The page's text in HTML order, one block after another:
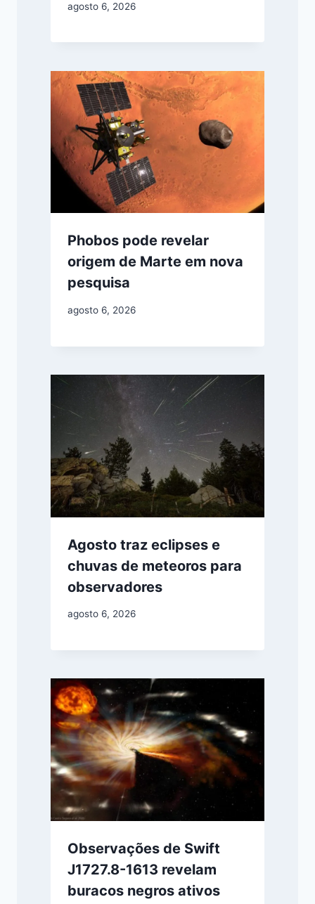
agosto 6, 2026
Phobos pode revelar
origem de Marte em nova
pesquisa
agosto 6, 2026
Agosto traz eclipses e
chuvas de meteoros para
observadores
agosto 6, 2026
Observações de Swift
J1727.8-1613 revelam
buracos negros ativos